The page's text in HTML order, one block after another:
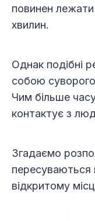
повинен лежати
хвилин.
Однак подібні
собою
Чим більше
контактує з
Згадаємо
пересуваються
відкритому